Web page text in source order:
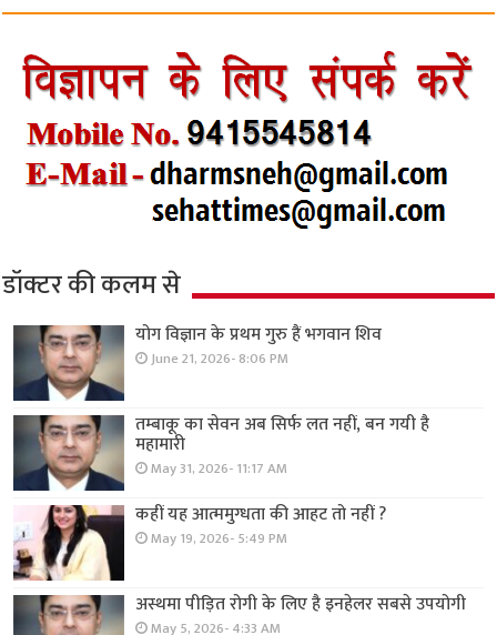
डॉक्टर की कलम से
योग विज्ञान के प्रथम गुरु हैं भगवान शिव
June 21, 2026- 8:06 PM
तम्बाकू का सेवन अब सिर्फ लत नहीं, बन गयी है
महामारी
May 31, 2026- 11:17 AM
कहीं यह आत्ममुग्धता की आहट तो नहीं ?
May 19, 2026- 5:49 PM
अस्थमा पीड़ित रोगी के लिए है इनहेलर सबसे उपयोगी
May 5, 2026- 4:33 AM